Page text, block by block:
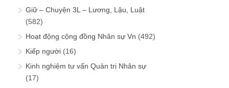
Giữ – Chuyện 3L – Lương, Lậu, Luật
(582)
Hoạt động cộng đồng Nhân sự Vn (492)
Kiếp người (16)
Kinh nghiệm tư vấn Quản trị Nhân sự
(17)